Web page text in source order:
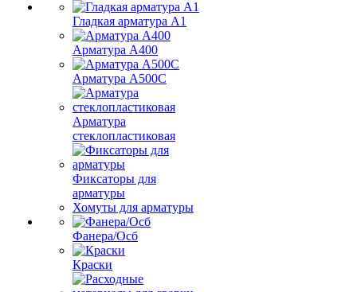
Гладкая арматура А1
Арматура А400
Арматура A500C
Арматура
стеклопластиковая
Фиксаторы для
арматуры
Хомуты для арматуры
Фанера/Осб
Краски